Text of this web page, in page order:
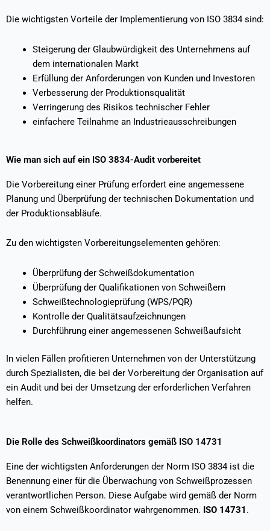
Die wichtigsten Vorteile der Implementierung von ISO 3834 sind:
Steigerung der Glaubwürdigkeit des Unternehmens auf
dem internationalen Markt
Erfüllung der Anforderungen von Kunden und Investoren
Verbesserung der Produktionsqualität
Verringerung des Risikos technischer Fehler
einfachere Teilnahme an Industrieausschreibungen
Wie man sich auf ein ISO 3834-Audit vorbereitet
Die Vorbereitung einer Prüfung erfordert eine angemessene
Planung und Überprüfung der technischen Dokumentation und
der Produktionsabläufe.
Zu den wichtigsten Vorbereitungselementen gehören:
Überprüfung der Schweißdokumentation
Überprüfung der Qualifikationen von Schweißern
Schweißtechnologieprüfung (WPS/PQR)
Kontrolle der Qualitätsaufzeichnungen
Durchführung einer angemessenen Schweißaufsicht
In vielen Fällen profitieren Unternehmen von der Unterstützung
durch Spezialisten, die bei der Vorbereitung der Organisation auf
ein Audit und bei der Umsetzung der erforderlichen Verfahren
helfen.
Die Rolle des Schweißkoordinators gemäß ISO 14731
Eine der wichtigsten Anforderungen der Norm ISO 3834 ist die
Benennung einer für die Überwachung von Schweißprozessen
verantwortlichen Person. Diese Aufgabe wird gemäß der Norm
von einem Schweißkoordinator wahrgenommen. ISO 14731 .